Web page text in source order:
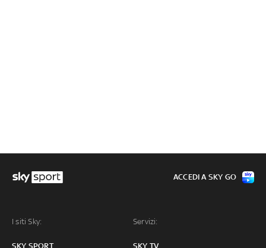
I siti Sky:
SKY SPORT
Servizi:
SKY TV
ACCEDI A SKY GO